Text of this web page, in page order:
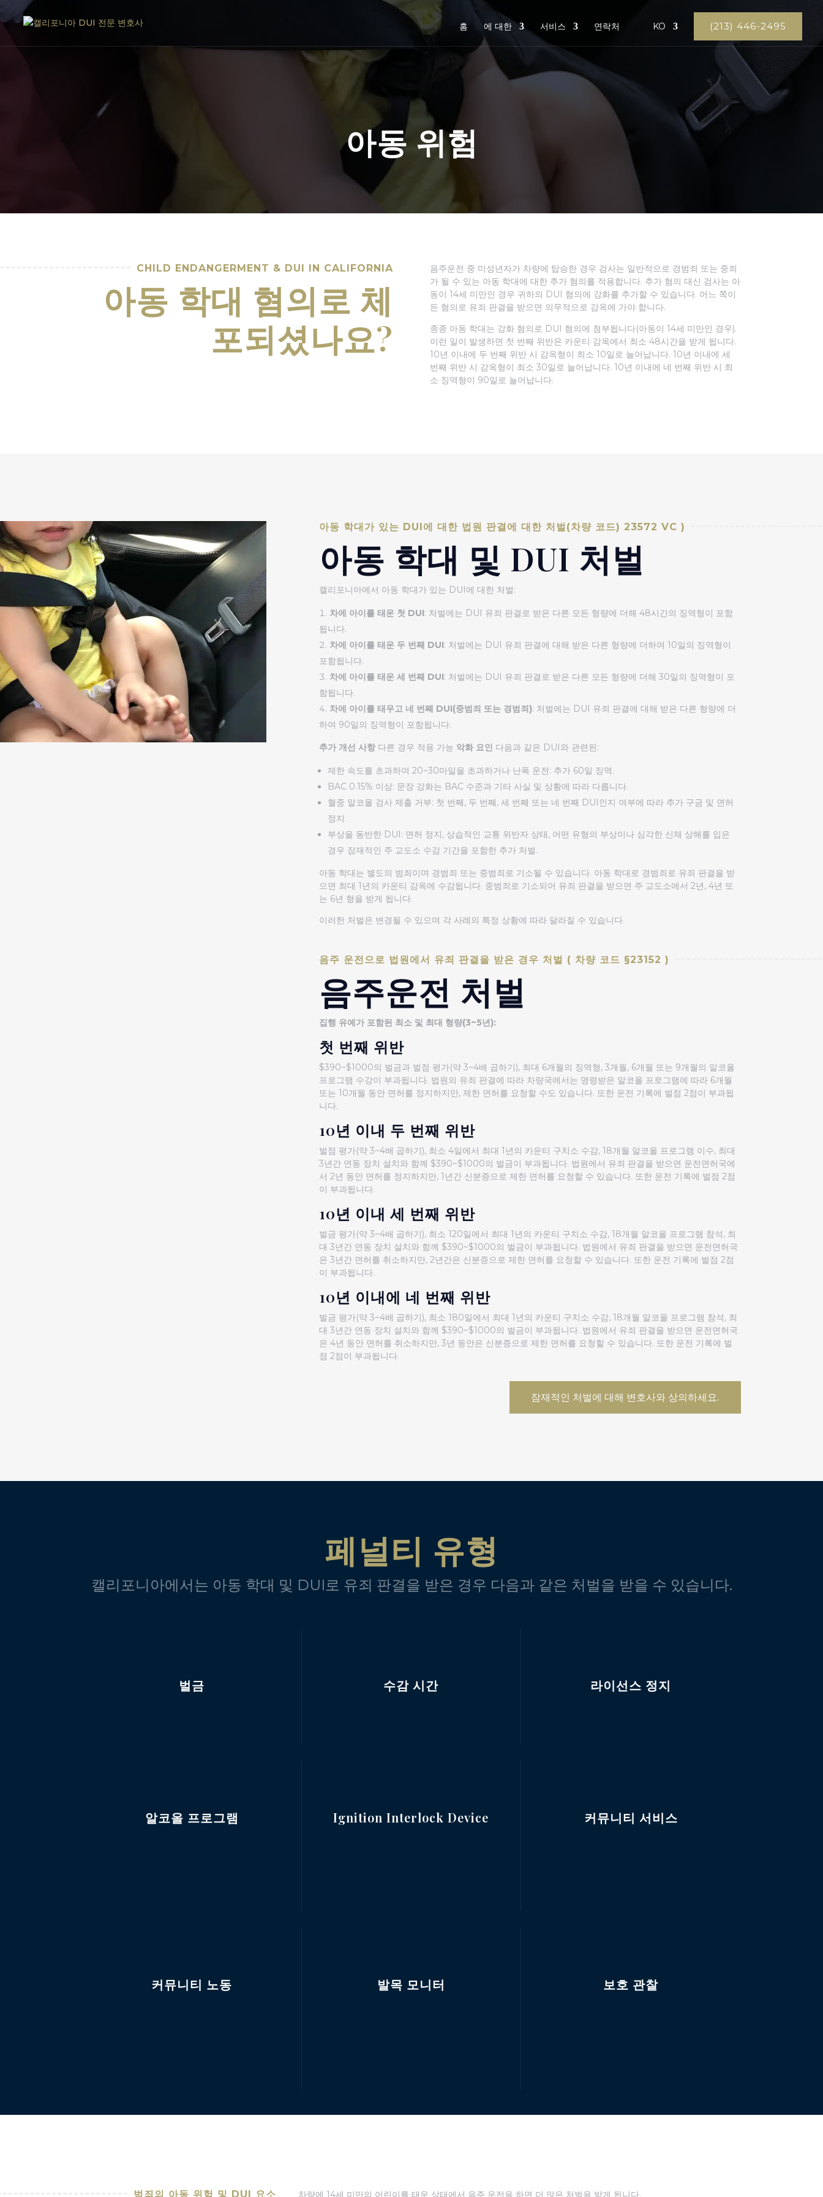
홈 에 대한 서비스 연락처 KO (213) 446-2495
아동 위험
CHILD ENDANGERMENT & DUI IN CALIFORNIA
아동 학대 혐의로 체
포되셨나요?
음주운전 중 미성년자가 차량에 탑승한 경우 검사는 일반적으로 경범죄 또는 중죄
가 될 수 있는 아동 학대에 대한 추가 혐의를 적용합니다. 추가 혐의 대신 검사는 아
동이 14세 미만인 경우 귀하의 DUI 혐의에 강화를 추가할 수 있습니다. 어느 쪽이
든 혐의로 유죄 판결을 받으면 의무적으로 감옥에 가야 합니다.
종종 아동 학대는 강화 혐의로 DUI 혐의에 첨부됩니다(아동이 14세 미만인 경우).
이런 일이 발생하면 첫 번째 위반은 카운티 감옥에서 최소 48시간을 받게 됩니다.
10년 이내에 두 번째 위반 시 감옥형이 최소 10일로 늘어납니다. 10년 이내에 세
번째 위반 시 감옥형이 최소 30일로 늘어납니다. 10년 이내에 네 번째 위반 시 최
소 징역형이 90일로 늘어납니다.
아동 학대가 있는 DUI에 대한 법원 판결에 대한 처벌(차량 코드) 23572 VC )
아동 학대 및 DUI 처벌
캘리포니아에서 아동 학대가 있는 DUI에 대한 처벌:
차에 아이를 태운 첫 DUI: 처벌에는 DUI 유죄 판결로 받은 다른 모든 형량에 더해 48시간의 징역형이 포함
됩니다.
차에 아이를 태운 두 번째 DUI: 처벌에는 DUI 유죄 판결에 대해 받은 다른 형량에 더하여 10일의 징역형이
포함됩니다.
차에 아이를 태운 세 번째 DUI: 처벌에는 DUI 유죄 판결로 받은 다른 모든 형량에 더해 30일의 징역형이 포
함됩니다.
차에 아이를 태우고 네 번째 DUI(중범죄 또는 경범죄): 처벌에는 DUI 유죄 판결에 대해 받은 다른 형량에 더
하여 90일의 징역형이 포함됩니다.
추가 개선 사항 다른 경우 적용 가능 악화 요인 다음과 같은 DUI와 관련된:
제한 속도를 초과하여 20~30마일을 초과하거나 난폭 운전: 추가 60일 징역.
BAC 0.15% 이상: 문장 강화는 BAC 수준과 기타 사실 및 상황에 따라 다릅니다.
혈중 알코올 검사 제출 거부: 첫 번째, 두 번째, 세 번째 또는 네 번째 DUI인지 여부에 따라 추가 구금 및 면허
정지.
부상을 동반한 DUI: 면허 정지, 상습적인 교통 위반자 상태, 어떤 유형의 부상이나 심각한 신체 상해를 입은
경우 잠재적인 주 교도소 수감 기간을 포함한 추가 처벌.
아동 학대는 별도의 범죄이며 경범죄 또는 중범죄로 기소될 수 있습니다. 아동 학대로 경범죄로 유죄 판결을 받
으면 최대 1년의 카운티 감옥에 수감됩니다. 중범죄로 기소되어 유죄 판결을 받으면 주 교도소에서 2년, 4년 또
는 6년 형을 받게 됩니다.
이러한 처벌은 변경될 수 있으며 각 사례의 특정 상황에 따라 달라질 수 있습니다.
음주 운전으로 법원에서 유죄 판결을 받은 경우 처벌 ( 차량 코드 §23152 )
음주운전 처벌
집행 유예가 포함된 최소 및 최대 형량(3~5년):
첫 번째 위반
$390~$1000의 벌금과 벌점 평가(약 3~4배 곱하기), 최대 6개월의 징역형, 3개월, 6개월 또는 9개월의 알코올
프로그램 수강이 부과됩니다. 법원의 유죄 판결에 따라 차량국에서는 명령받은 알코올 프로그램에 따라 6개월
또는 10개월 동안 면허를 정지하지만, 제한 면허를 요청할 수도 있습니다. 또한 운전 기록에 벌점 2점이 부과됩
니다.
10년 이내 두 번째 위반
벌점 평가(약 3~4배 곱하기), 최소 4일에서 최대 1년의 카운티 구치소 수감, 18개월 알코올 프로그램 이수, 최대
3년간 연동 장치 설치와 함께 $390~$1000의 벌금이 부과됩니다. 법원에서 유죄 판결을 받으면 운전면허국에
서 2년 동안 면허를 정지하지만, 1년간 신분증으로 제한 면허를 요청할 수 있습니다. 또한 운전 기록에 벌점 2점
이 부과됩니다.
10년 이내 세 번째 위반
벌금 평가(약 3~4배 곱하기), 최소 120일에서 최대 1년의 카운티 구치소 수감, 18개월 알코올 프로그램 참석, 최
대 3년간 연동 장치 설치와 함께 $390~$1000의 벌금이 부과됩니다. 법원에서 유죄 판결을 받으면 운전면허국
은 3년간 면허를 취소하지만, 2년간은 신분증으로 제한 면허를 요청할 수 있습니다. 또한 운전 기록에 벌점 2점
이 부과됩니다.
10년 이내에 네 번째 위반
벌금 평가(약 3~4배 곱하기), 최소 180일에서 최대 1년의 카운티 구치소 수감, 18개월 알코올 프로그램 참석, 최
대 3년간 연동 장치 설치와 함께 $390~$1000의 벌금이 부과됩니다. 법원에서 유죄 판결을 받으면 운전면허국
은 4년 동안 면허를 취소하지만, 3년 동안은 신분증으로 제한 면허를 요청할 수 있습니다. 또한 운전 기록에 벌
점 2점이 부과됩니다.
잠재적인 처벌에 대해 변호사와 상의하세요.
페널티 유형
캘리포니아에서는 아동 학대 및 DUI로 유죄 판결을 받은 경우 다음과 같은 처벌을 받을 수 있습니다.
벌금 수감 시간 라이선스 정지
알코올 프로그램 Ignition Interlock Device 커뮤니티 서비스
커뮤니티 노동 발목 모니터 보호 관찰
범죄의 아동 위험 및 DUI 요소 차량에 14세 미만의 어린이를 태운 상태에서 음주 운전을 하면 더 많은 처벌을 받게 됩니다.